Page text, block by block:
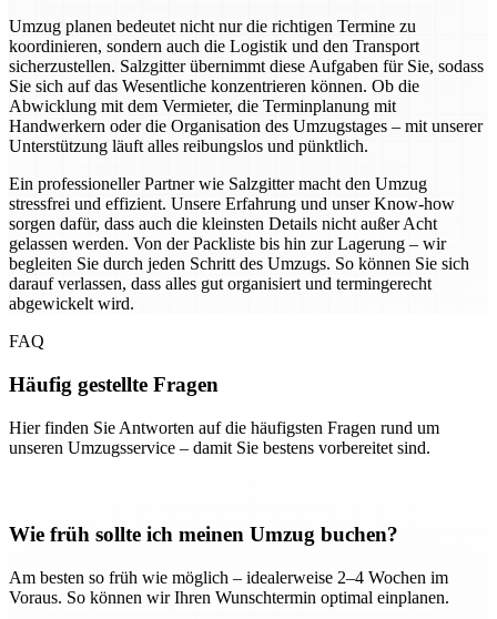
Umzug planen bedeutet nicht nur die richtigen Termine zu
koordinieren, sondern auch die Logistik und den Transport
sicherzustellen. Salzgitter übernimmt diese Aufgaben für Sie, sodass
Sie sich auf das Wesentliche konzentrieren können. Ob die
Abwicklung mit dem Vermieter, die Terminplanung mit
Handwerkern oder die Organisation des Umzugstages – mit unserer
Unterstützung läuft alles reibungslos und pünktlich.
Ein professioneller Partner wie Salzgitter macht den Umzug
stressfrei und effizient. Unsere Erfahrung und unser Know-how
sorgen dafür, dass auch die kleinsten Details nicht außer Acht
gelassen werden. Von der Packliste bis hin zur Lagerung – wir
begleiten Sie durch jeden Schritt des Umzugs. So können Sie sich
darauf verlassen, dass alles gut organisiert und termingerecht
abgewickelt wird.
FAQ
Häufig gestellte Fragen
Hier finden Sie Antworten auf die häufigsten Fragen rund um
unseren Umzugsservice – damit Sie bestens vorbereitet sind.
Wie früh sollte ich meinen Umzug buchen?
Am besten so früh wie möglich – idealerweise 2–4 Wochen im
Voraus. So können wir Ihren Wunschtermin optimal einplanen.